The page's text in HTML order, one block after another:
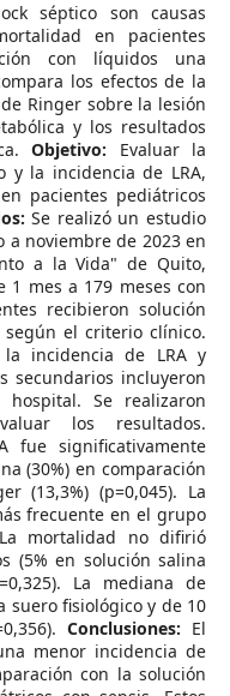
séptico son causas
en pacientes
con líquidos una
los efectos de la
Ringer sobre la lesión
y los resultados
Objetivo: Evaluar la
y la incidencia de LRA,
pacientes pediátricos
Se realizó un estudio
a noviembre de 2023 en
a la Vida" de Quito,
1 mes a 179 meses con
recibieron solución
el criterio clínico.
incidencia de LRA y
secundarios incluyeron
Se realizaron
los resultados.
fue significativamente
(30%) en comparación
(13,3%) (p=0,045). La
frecuente en el grupo
mortalidad no difirió
(5% en solución salina
La mediana de
suero fisiológico y de 10
Conclusiones: El
menor incidencia de
con la solución